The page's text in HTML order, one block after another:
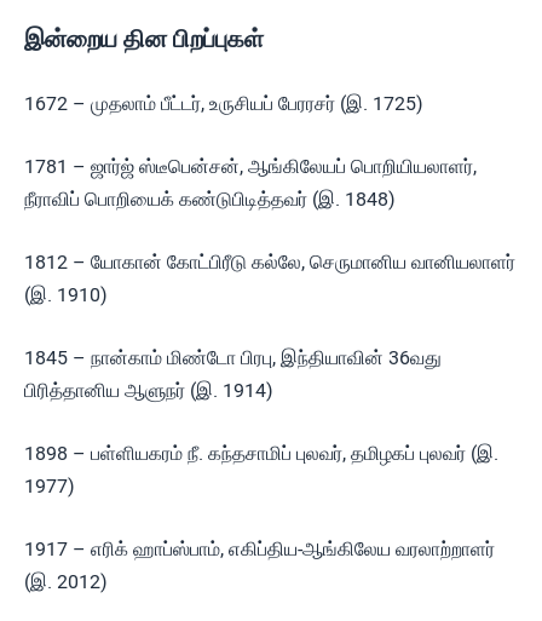
இன்றைய தின பிறப்புகள்
1672 – முதலாம் பீட்டர், உருசியப் பேரரசர் (இ. 1725)
1781 – ஜார்ஜ் ஸ்டீபென்சன், ஆங்கிலேயப் பொறியியலாளர்,
நீராவிப் பொறியைக் கண்டுபிடித்தவர் (இ. 1848)
1812 – யோகான் கோட்பிரீடு கல்லே, செருமானிய வானியலாளர்
(இ. 1910)
1845 – நான்காம் மிண்டோ பிரபு, இந்தியாவின் 36வது
பிரித்தானிய ஆளுநர் (இ. 1914)
1898 – பள்ளியகரம் நீ. கந்தசாமிப் புலவர், தமிழகப் புலவர் (இ.
1977)
1917 – எரிக் ஹாப்ஸ்பாம், எகிப்திய-ஆங்கிலேய வரலாற்றாளர்
(இ. 2012)